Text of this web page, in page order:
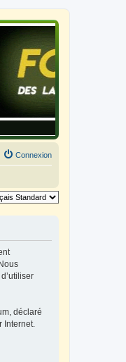
Connexion
déclaré
Internet.